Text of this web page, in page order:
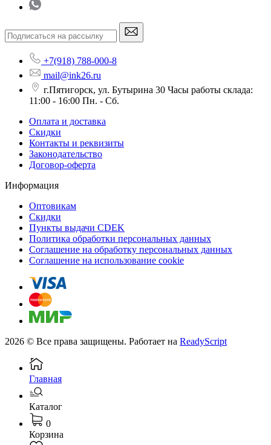
+7(918) 788-000-8
mail@ink26.ru
г.Пятигорск, ул. Бутырина 30 Часы работы склада:
11:00 - 16:00 Пн. - Сб.
Оплата и доставка
Скидки
Контакты и реквизиты
Законодательство
Договор-оферта
Информация
Оптовикам
Скидки
Пункты выдачи CDEK
Политика обработки персональных данных
Соглашение на обработку персональных данных
Соглашение на использование cookie
2026 © Все права защищены. Работает на ReadyScript
Главная
Каталог
0
Корзина